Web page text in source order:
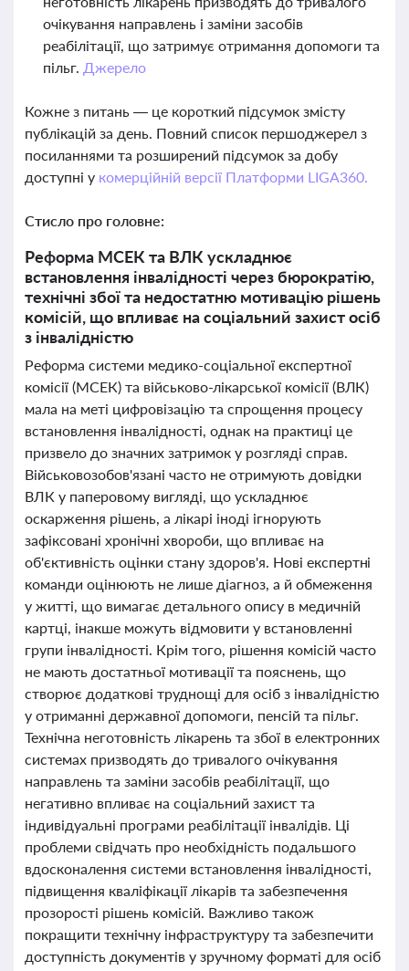
очікування направлень і заміни засобів
реабілітації, що затримує отримання допомоги та
пільг. Джерело
Кожне з питань — це короткий підсумок змісту
публікацій за день. Повний список першоджерел з
посиланнями та розширений підсумок за добу
доступні у комерційній версії Платформи LIGA360.
Стисло про головне:
Реформа МСЕК та ВЛК ускладнює
встановлення інвалідності через бюрократію,
технічні збої та недостатню мотивацію рішень
комісій, що впливає на соціальний захист осіб
з інвалідністю
Реформа системи медико-соціальної експертної
комісії (МСЕК) та військово-лікарської комісії (ВЛК)
мала на меті цифровізацію та спрощення процесу
встановлення інвалідності, однак на практиці це
призвело до значних затримок у розгляді справ.
Військовозобов'язані часто не отримують довідки
ВЛК у паперовому вигляді, що ускладнює
оскарження рішень, а лікарі іноді ігнорують
зафіксовані хронічні хвороби, що впливає на
об'єктивність оцінки стану здоров'я. Нові експертні
команди оцінюють не лише діагноз, а й обмеження
у житті, що вимагає детального опису в медичній
картці, інакше можуть відмовити у встановленні
групи інвалідності. Крім того, рішення комісій часто
не мають достатньої мотивації та пояснень, що
створює додаткові труднощі для осіб з інвалідністю
у отриманні державної допомоги, пенсій та пільг.
Технічна неготовність лікарень та збої в електронних
системах призводять до тривалого очікування
направлень та заміни засобів реабілітації, що
негативно впливає на соціальний захист та
індивідуальні програми реабілітації інвалідів. Ці
проблеми свідчать про необхідність подальшого
вдосконалення системи встановлення інвалідності,
підвищення кваліфікації лікарів та забезпечення
прозорості рішень комісій. Важливо також
покращити технічну інфраструктуру та забезпечити
доступність документів у зручному форматі для осіб